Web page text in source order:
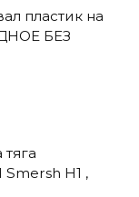
пластик на
БЕЗ
H1 ,